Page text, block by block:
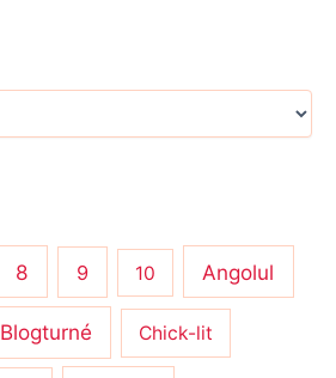
8 9 10 Angolul
Blogturné Chick-lit